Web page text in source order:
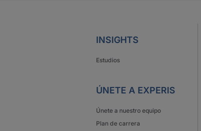
INSIGHTS
Estudios
ÚNETE A EXPERIS
Únete a nuestro equipo
Plan de carrera